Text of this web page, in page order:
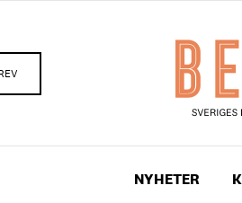
NYHETER